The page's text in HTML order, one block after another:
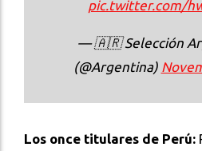
pic.twitter.com/
— 🇦🇷 Selección
(@Argentina)
Los once titulares de Perú: